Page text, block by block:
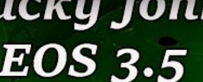
пароль: *
пароль: *
форму вы соглашаетесь на